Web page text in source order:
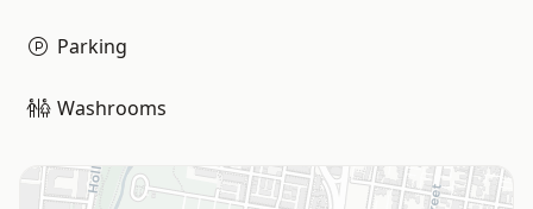
Parking
Washrooms